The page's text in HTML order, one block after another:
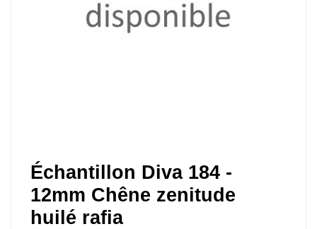
Échantillon Diva 184 -
12mm Chêne zenitude
huilé rafia